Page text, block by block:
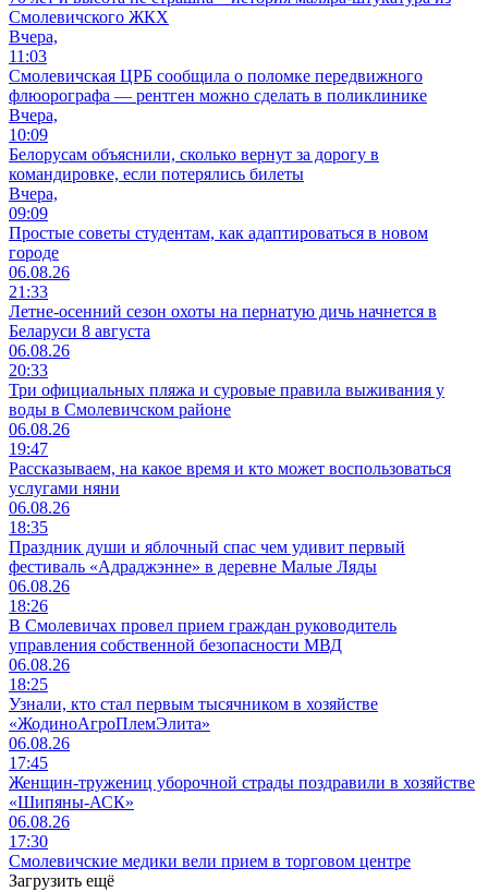
Смолевичского ЖКХ
Вчера,
11:03
Смолевичская ЦРБ сообщила о поломке передвижного
флюорографа — рентген можно сделать в поликлинике
Вчера,
10:09
Белорусам объяснили, сколько вернут за дорогу в
командировке, если потерялись билеты
Вчера,
09:09
Простые советы студентам, как адаптироваться в новом
городе
06.08.26
21:33
Летне-осенний сезон охоты на пернатую дичь начнется в
Беларуси 8 августа
06.08.26
20:33
Три официальных пляжа и суровые правила выживания у
воды в Смолевичском районе
06.08.26
19:47
Рассказываем, на какое время и кто может воспользоваться
услугами няни
06.08.26
18:35
Праздник души и яблочный спас чем удивит первый
фестиваль «Адраджэнне» в деревне Малые Ляды
06.08.26
18:26
В Смолевичах провел прием граждан руководитель
управления собственной безопасности МВД
06.08.26
18:25
Узнали, кто стал первым тысячником в хозяйстве
«ЖодиноАгроПлемЭлита»
06.08.26
17:45
Женщин-тружениц уборочной страды поздравили в хозяйстве
«Шипяны-АСК»
06.08.26
17:30
Смолевичские медики вели прием в торговом центре
Загрузить ещё